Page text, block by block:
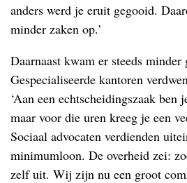
anders werd je eruit gegooid.
minder zaken op.’
Daarnaast kwam er steeds
Gespecialiseerde kantoren
‘Aan een echtscheidingszaak
maar voor die uren kreeg je een
Sociaal advocaten verdienden
minimumloon. De overheid zei:
zelf uit. Wij zijn nu een groot